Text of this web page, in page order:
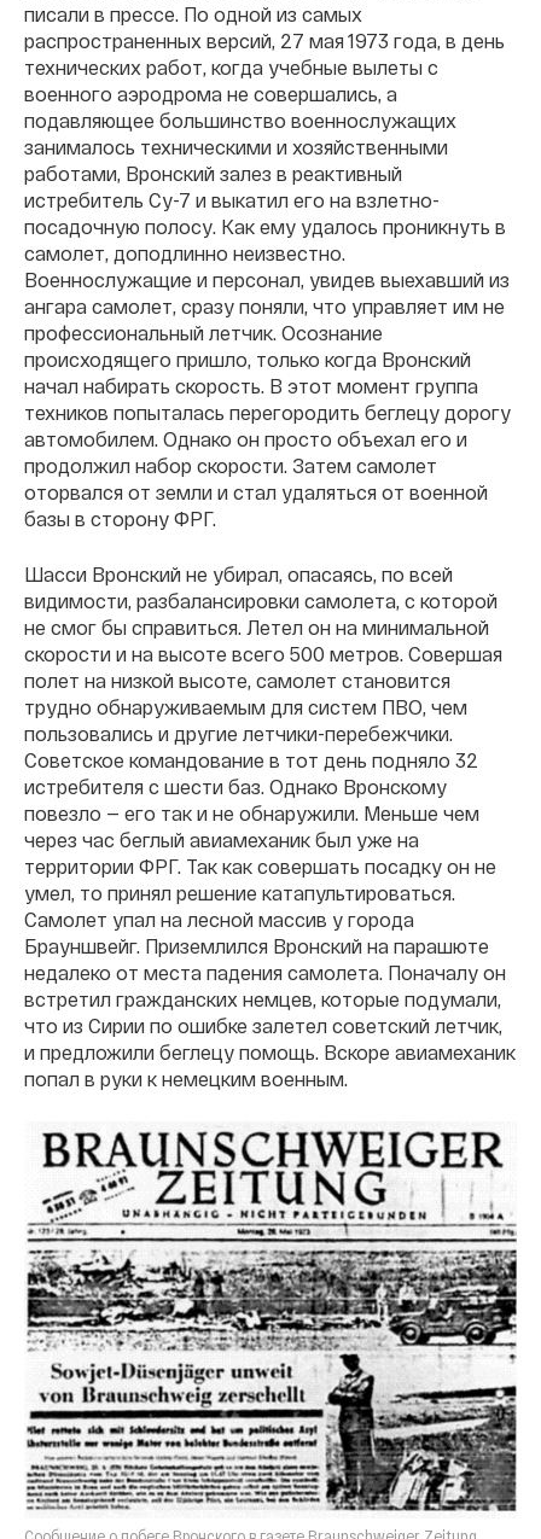
писали в прессе. По одной из самых
распространенных версий, 27 мая 1973 года, в день
технических работ, когда учебные вылеты с
военного аэродрома не совершались, а
подавляющее большинство военнослужащих
занималось техническими и хозяйственными
работами, Вронский залез в реактивный
истребитель Су-7 и выкатил его на взлетно-
посадочную полосу. Как ему удалось проникнуть в
самолет, доподлинно неизвестно.
Военнослужащие и персонал, увидев выехавший из
ангара самолет, сразу поняли, что управляет им не
профессиональный летчик. Осознание
происходящего пришло, только когда Вронский
начал набирать скорость. В этот момент группа
техников попыталась перегородить беглецу дорогу
автомобилем. Однако он просто объехал его и
продолжил набор скорости. Затем самолет
оторвался от земли и стал удаляться от военной
базы в сторону ФРГ.
Шасси Вронский не убирал, опасаясь, по всей
видимости, разбалансировки самолета, с которой
не смог бы справиться. Летел он на минимальной
скорости и на высоте всего 500 метров. Совершая
полет на низкой высоте, самолет становится
трудно обнаруживаемым для систем ПВО, чем
пользовались и другие летчики-перебежчики.
Советское командование в тот день подняло 32
истребителя с шести баз. Однако Вронскому
повезло — его так и не обнаружили. Меньше чем
через час беглый авиамеханик был уже на
территории ФРГ. Так как совершать посадку он не
умел, то принял решение катапультироваться.
Самолет упал на лесной массив у города
Брауншвейг. Приземлился Вронский на парашюте
недалеко от места падения самолета. Поначалу он
встретил гражданских немцев, которые подумали,
что из Сирии по ошибке залетел советский летчик,
и предложили беглецу помощь. Вскоре авиамеханик
попал в руки к немецким военным.